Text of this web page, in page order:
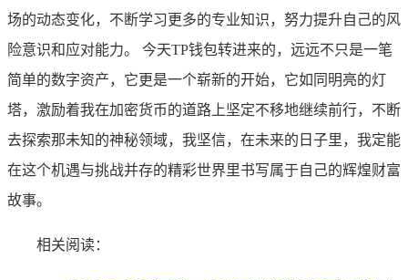
场的动态变化，不断学习更多的专业知识，努力提升自己的风
险意识和应对能力。 今天TP钱包转进来的，远远不只是一笔
简单的数字资产，它更是一个崭新的开始，它如同明亮的灯
塔，激励着我在加密货币的道路上坚定不移地继续前行，不断
去探索那未知的神秘领域，我坚信，在未来的日子里，我定能
在这个机遇与挑战并存的精彩世界里书写属于自己的辉煌财富
故事。
相关阅读：